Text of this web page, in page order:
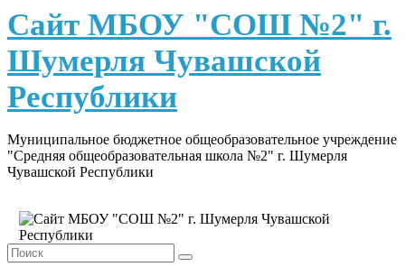
content
Сайт МБОУ "СОШ №2" г.
Шумерля Чувашской
Республики
Муниципальное бюджетное общеобразовательное учреждение
"Средняя общеобразовательная школа №2" г. Шумерля
Чувашской Республики